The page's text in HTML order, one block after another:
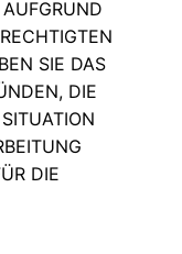
SIE DAS
DIE
DIE